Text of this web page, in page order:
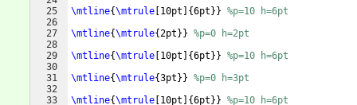
25
26
27
28
29
30
31
32
33
\mtline{\mtrule 10pt {6pt }} %p=10 h=6pt
\mtline{\mtrule{2pt }} %p=0 h=2pt
\mtline{\mtrule 10pt {6pt }} %p=10 h=6pt
\mtline{\mtrule{3pt }} %p=0 h=3pt
\mtline{\mtrule 10pt {6pt }} %p=10 h=6pt